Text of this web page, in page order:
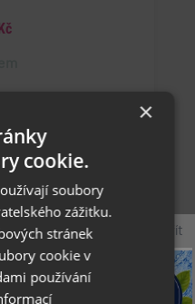
Zavřít
×
cookie.
soubory
zážitku.
stránek
cookie v
používání